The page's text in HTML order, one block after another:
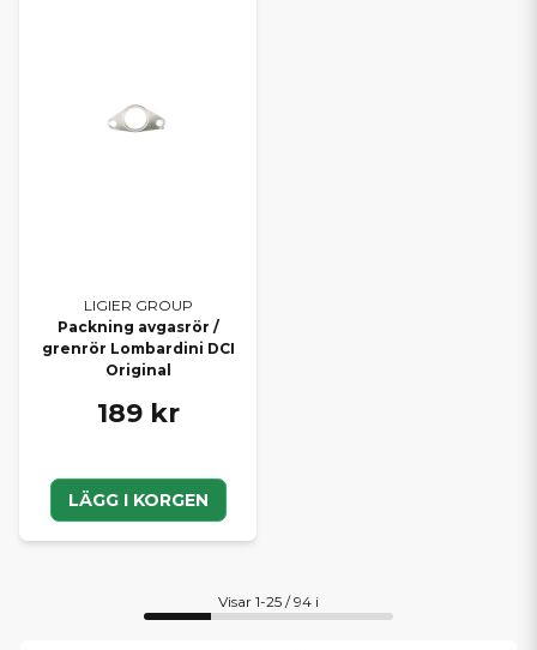
LIGIER GROUP
Packning avgasrör /
grenrör Lombardini DCI
Original
189 kr
LÄGG I KORGEN
Visar 1-25 / 94 i